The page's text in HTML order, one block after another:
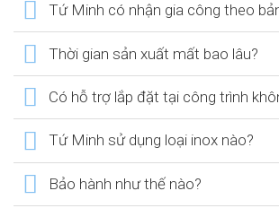
Tứ Minh có nhận gia công theo
Thời gian sản xuất mất bao lâu?
Có hỗ trợ lắp đặt tại công trình
Tứ Minh sử dụng loại inox nào?
Bảo hành như thế nào?